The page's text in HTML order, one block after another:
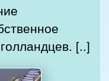
[..]